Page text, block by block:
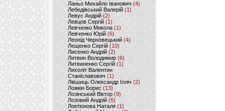
Ланьо Михайло Іванович(4)
Лебедівський Валерій(1)
Левус Андрій(2)
Левцов Сергій (1)
Левченко Микола (1)
Левченко Юрій (6)
Леонід Черновецький (4)
Лещенко Сергій (10)
Лисенко Андрій (2)
Литвин Володимир (6)
Литвиненко Сергій (1)
Лихоліт Валентин
Станіславович (1)
Лівшиць Олександр Ілліч (2)
Ложкін Борис(13)
Лозінський Віктор(9)
Лозовий Андрій (6)
Локтіонова Наталя (1)